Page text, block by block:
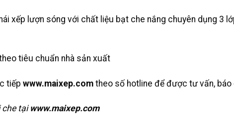
xếp lượn sóng với chất liệu bạt che nắng chuyên dụng 3
tiêu chuẩn nhà sản xuất
tiếp www.maixep.com theo số hotline để được tư vấn, báo
che tại www.maixep.com